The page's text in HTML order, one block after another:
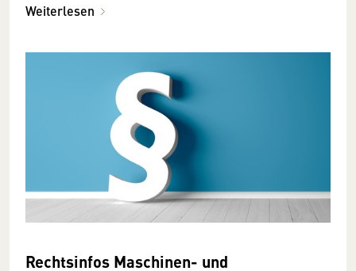
Weiterlesen
Rechtsinfos Maschinen- und